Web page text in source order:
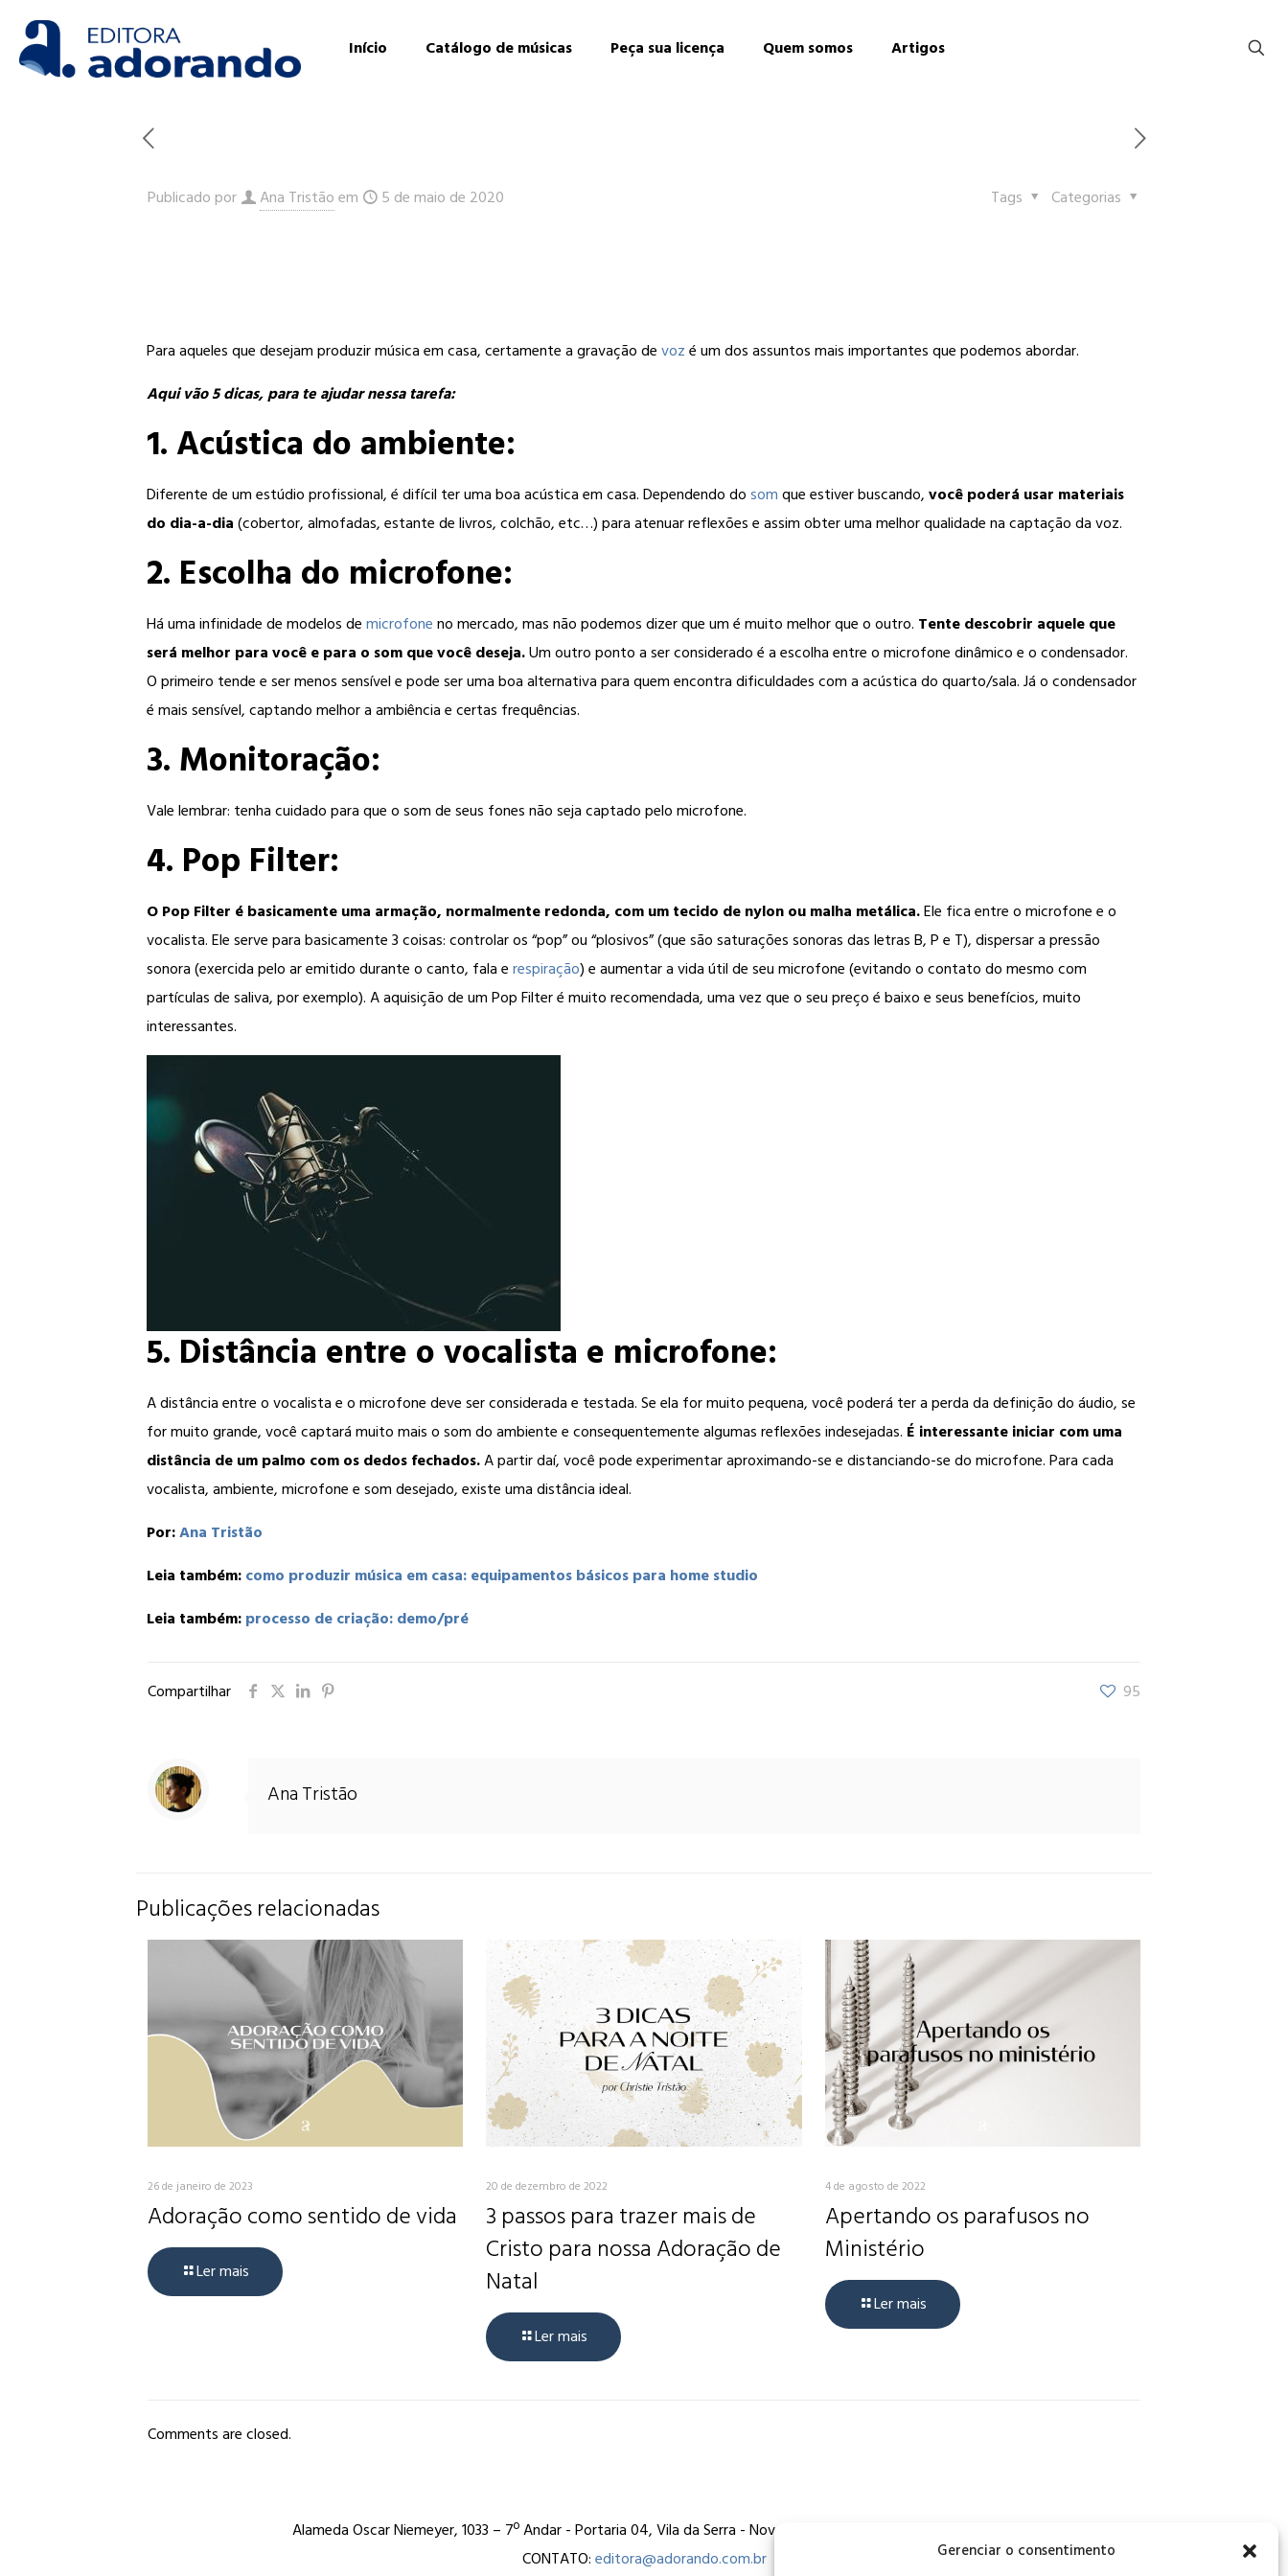
Gerenciar o consentimento
Início Catálogo de músicas Peça sua licença Quem somos Artigos
Publicado por Ana Tristãoem 5 de maio de 2020 Categorias
Tags
Para aqueles que desejam produzir música em casa, certamente a gravação devozé um dos assuntos mais importantes que podemos abordar.
Aqui vão 5 dicas, para te ajudar nessa tarefa:
1. Acústica do ambiente:
Diferente de um estúdio profissional, é difícil ter uma boa acústica em casa. Dependendo dosomque estiver buscando,você poderá usar materiais
do dia-a-dia(cobertor, almofadas, estante de livros, colchão, etc…) para atenuar reflexões e assim obter uma melhor qualidade na captação da voz.
2. Escolha do microfone:
Há uma infinidade de modelos demicrofoneno mercado, mas não podemos dizer que um é muito melhor que o outro. Tente descobrir aquele que
será melhor para você e para o som que você deseja.Um outro ponto a ser considerado é a escolha entre o microfone dinâmico e o condensador.
O primeiro tende e ser menos sensível e pode ser uma boa alternativa para quem encontra dificuldades com a acústica do quarto/sala. Já o condensador
é mais sensível, captando melhor a ambiência e certas frequências.
3. Monitoração:
Vale lembrar: tenha cuidado para que o som de seus fones não seja captado pelo microfone.
4. Pop Filter:
O Pop Filter é basicamente uma armação, normalmente redonda, com um tecido de nylon ou malha metálica.Ele fica entre o microfone e o
vocalista. Ele serve para basicamente 3 coisas: controlar os “pop” ou “plosivos” (que são saturações sonoras das letras B, P e T), dispersar a pressão
sonora (exercida pelo ar emitido durante o canto, fala erespiração) e aumentar a vida útil de seu microfone (evitando o contato do mesmo com
partículas de saliva, por exemplo). A aquisição de um Pop Filter é muito recomendada, uma vez que o seu preço é baixo e seus benefícios, muito
interessantes.
5. Distância entre o vocalista e microfone:
A distância entre o vocalista e o microfone deve ser considerada e testada. Se ela for muito pequena, você poderá ter a perda da definição do áudio, se
for muito grande, você captará muito mais o som do ambiente e consequentemente algumas reflexões indesejadas. É interessante iniciar com uma
distância de um palmo com os dedos fechados.A partir daí, você pode experimentar aproximando-se e distanciando-se do microfone. Para cada
vocalista, ambiente, microfone e som desejado, existe uma distância ideal.
Por:Ana Tristão
Leia também:como produzir música em casa: equipamentos básicos para home studio
Leia também:processo de criação: demo/pré
Compartilhar 95
Ana Tristão
Publicações relacionadas
26 de janeiro de 2023
Adoração como sentido de vida
Ler mais
20 de dezembro de 2022
3 passos para trazer mais de
Cristo para nossa Adoração de
Natal
Ler mais
4 de agosto de 2022
Apertando os parafusos no
Ministério
Ler mais
Comments are closed.
Alameda Oscar Niemeyer, 1033 – 7º Andar - Portaria 04, Vila da Serra - Nova Lima/MG, CEP: 34006-065 - MG
CONTATO:editora@adorando.com.br